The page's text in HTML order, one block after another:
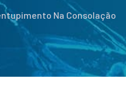
Na Consolação